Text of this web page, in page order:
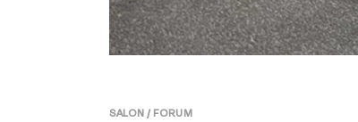
SALON / FORUM